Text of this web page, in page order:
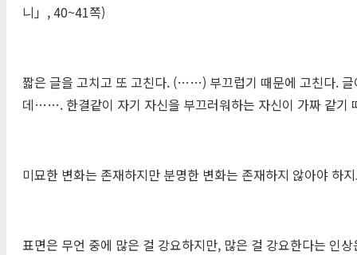
니」, 40~41쪽)
짧은 글을 고치고 또 고친다. (……) 부끄럽기 때문에 고친다.
데……. 한결같이 자기 자신을 부끄러워하는 자신이 가짜 같기
미묘한 변화는 존재하지만 분명한 변화는 존재하지 않아야 하
표면은 무언 중에 많은 걸 강요하지만, 많은 걸 강요한다는 인